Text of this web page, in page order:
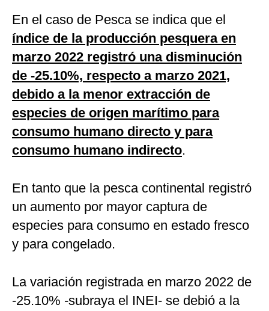
En el caso de Pesca se indica que el
índice de la producción pesquera en
marzo 2022 registró una disminución
de -25.10%, respecto a marzo 2021,
debido a la menor extracción de
especies de origen marítimo para
consumo humano directo y para
consumo humano indirecto.
En tanto que la pesca continental registró
un aumento por mayor captura de
especies para consumo en estado fresco
y para congelado.
La variación registrada en marzo 2022 de
-25.10% -subraya el INEI- se debió a la